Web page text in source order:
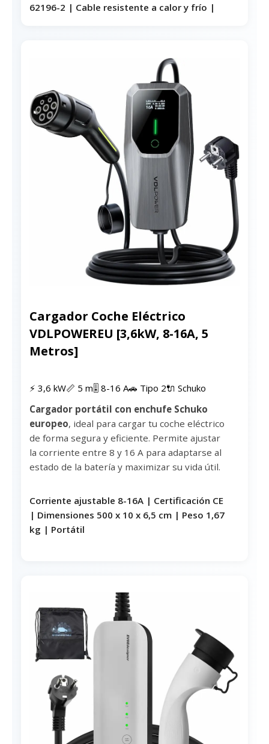
62196-2 | Cable resistente a calor y frío |
¿Por qué te recomendamos este
cargador EVIEUN para tu hogar o
Opiniones de usuarios que ya han
comprado este cargador
Ver precio en Amazon
Cargador Coche Eléctrico
VDLPOWEREU [3,6kW, 8-16A, 5
Metros]
⚡ 3,6 kW📏 5 m🎚 8-16 A🚗 Tipo 2🔌 Schuko
Cargador portátil con enchufe Schuko
europeo, ideal para cargar tu coche eléctrico
de forma segura y eficiente. Permite ajustar
la corriente entre 8 y 16 A para adaptarse al
estado de la batería y maximizar su vida útil.
Corriente ajustable 8-16A | Certificación CE
| Dimensiones 500 x 10 x 6,5 cm | Peso 1,67
kg | Portátil
¿Por qué te recomendamos este
cargador EV Tipo 2 VDLPOWEREU para
tu hogar inteligente?
¿Qué opinan los usuarios que ya han
comprado este cargador EV?